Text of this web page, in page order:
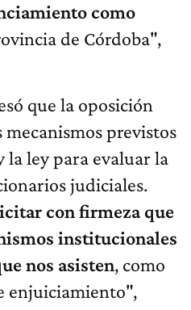
como
de Córdoba",
que la oposición
previstos
ley para evaluar la
judiciales.
con firmeza que
institucionales
nos asisten, como
enjuiciamiento",